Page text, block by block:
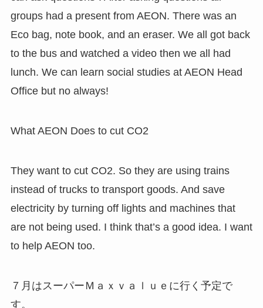
groups had a present from AEON. There was an
Eco bag, note book, and an eraser. We all got back
to the bus and watched a video then we all had
lunch. We can learn social studies at AEON Head
Office but no always!
What AEON Does to cut CO2
They want to cut CO2. So they are using trains
instead of trucks to transport goods. And save
electricity by turning off lights and machines that
are not being used. I think that’s a good idea. I want
to help AEON too.
７月はスーパーＭａｘｖａｌｕｅに行く予定で
す。